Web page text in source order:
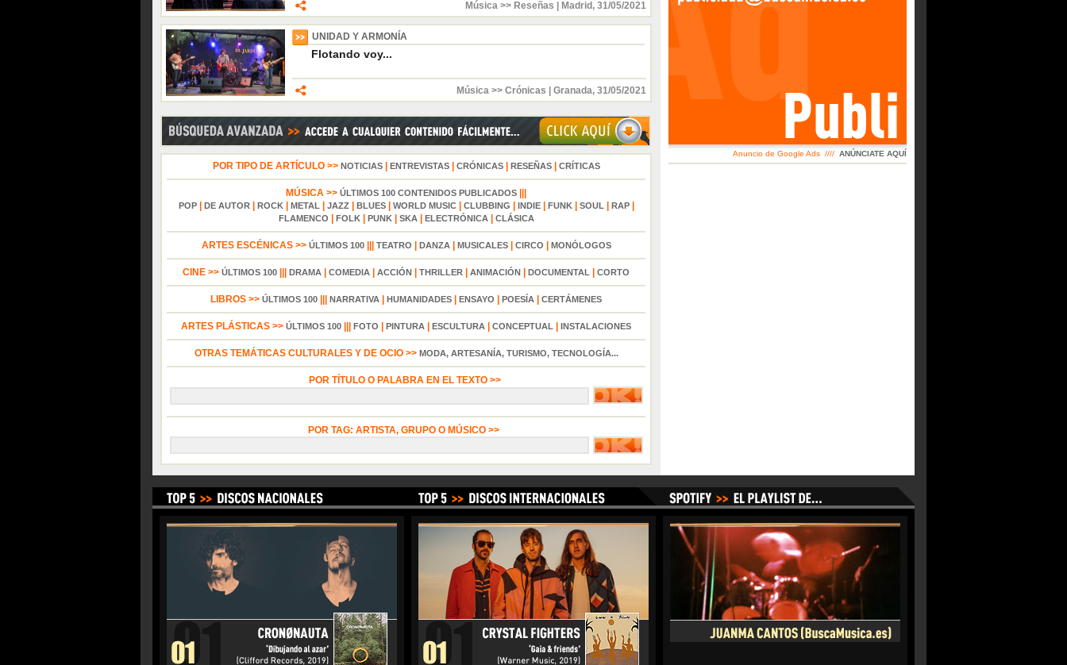
Música >> Reseñas Madrid , 31/05/2021
UNIDAD Y ARMONÍA
Flotando voy...
Música >> Crónicas Granada, 31/05/2021
POR TIPO DE ARTÍCULO >> NOTICIAS| ENTREVISTAS| CRÓNICAS| RESEÑAS| CRÍTICAS
MÚSICA >> ÚLTIMOS 100 CONTENIDOS PUBLICADOS
POP| DE AUTOR| ROCK| METAL| JAZZ| BLUES| WORLD MUSIC| CLUBBING INDIE| FUNK| SOUL| RAP|
FLAMENCO FOLK| PUNK| SKA| ELECTRÓNICA| CLÁSICA
ARTES ESCÉNICAS >> ÚLTIMOS 100||| TEATRO DANZA| MUSICALES| CIRCO MONÓLOGOS
CINE >> ÚLTIMOS 100 DRAMA COMEDIA ACCIÓN THRILLER ANIMACIÓN DOCUMENTAL CORTO
LIBROS >> ÚLTIMOS 100 NARRATIVA HUMANIDADES ENSAYO POESÍA CERTÁMENES
ARTES PLÁSTICAS >> ÚLTIMOS 100 FOTO PINTURA ESCULTURA CONCEPTUAL INSTALACIONES
OTRAS TEMÁTICAS CULTURALES Y DE OCIO >> MODA, ARTESANÍA, TURISMO, TECNOLOGÍA...
POR TÍTULO O PALABRA EN EL TEXTO >>
POR TAG: ARTISTA, GRUPO O MÚSICO >>
Anuncio de Google Ads //// ANÚNCIATE AQUÍ